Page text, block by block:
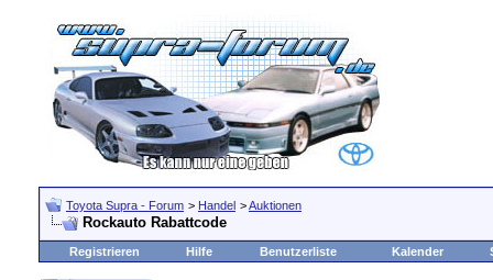
Toyota Supra - Forum > Handel >Auktionen
Rockauto Rabattcode
Registrieren Hilfe Benutzerliste Kalender